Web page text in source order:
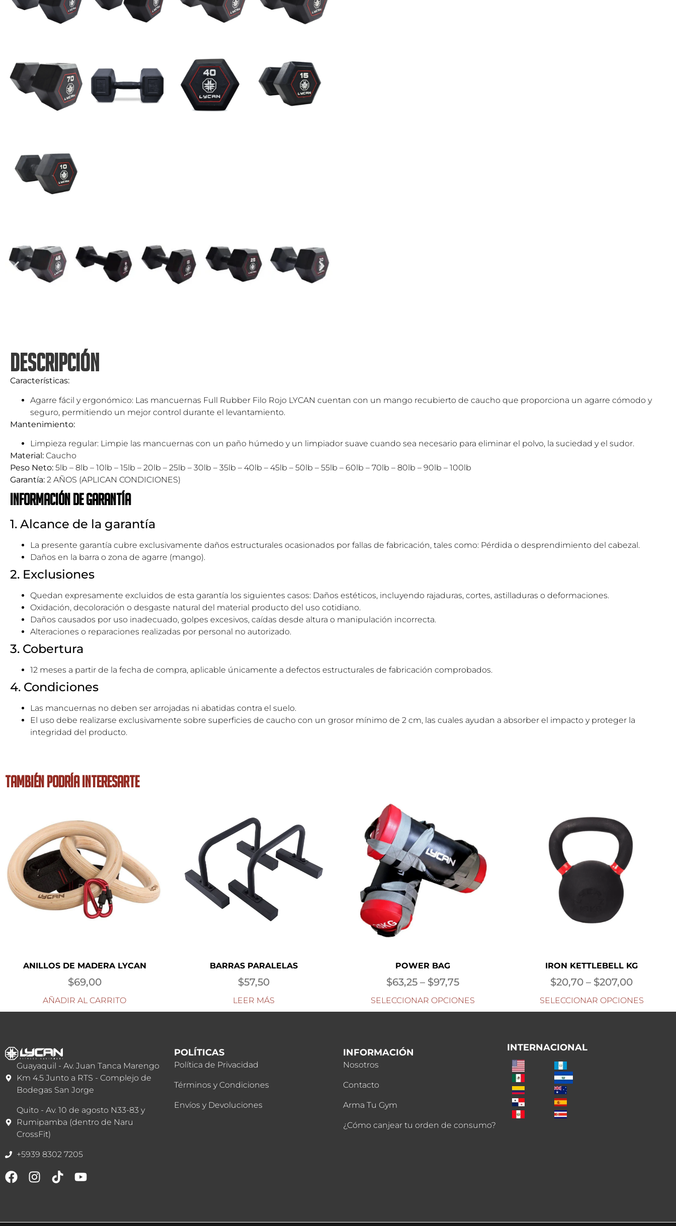
DESCRIPCIÓN
Características:
Agarre fácil y ergonómico: Las mancuernas Full Rubber Filo Rojo LYCAN cuentan con un mango recubierto de caucho que proporciona un agarre cómodo y
seguro, permitiendo un mejor control durante el levantamiento.
Mantenimiento:
Limpieza regular: Limpie las mancuernas con un paño húmedo y un limpiador suave cuando sea necesario para eliminar el polvo, la suciedad y el sudor.
Material: Caucho
Peso Neto: 5lb – 8lb – 10lb – 15lb – 20lb – 25lb – 30lb – 35lb – 40lb – 45lb – 50lb – 55lb – 60lb – 70lb – 80lb – 90lb – 100lb
Garantía: 2 AÑOS (APLICAN CONDICIONES)
Información de garantía
1. Alcance de la garantía
La presente garantía cubre exclusivamente daños estructurales ocasionados por fallas de fabricación, tales como: Pérdida o desprendimiento del cabezal.
Daños en la barra o zona de agarre (mango).
2. Exclusiones
Quedan expresamente excluidos de esta garantía los siguientes casos: Daños estéticos, incluyendo rajaduras, cortes, astilladuras o deformaciones.
Oxidación, decoloración o desgaste natural del material producto del uso cotidiano.
Daños causados por uso inadecuado, golpes excesivos, caídas desde altura o manipulación incorrecta.
Alteraciones o reparaciones realizadas por personal no autorizado.
3. Cobertura
12 meses a partir de la fecha de compra, aplicable únicamente a defectos estructurales de fabricación comprobados.
4. Condiciones
Las mancuernas no deben ser arrojadas ni abatidas contra el suelo.
El uso debe realizarse exclusivamente sobre superficies de caucho con un grosor mínimo de 2 cm, las cuales ayudan a absorber el impacto y proteger la
integridad del producto.
TAMBIÉN PODRÍA INTERESARTE
ANILLOS DE MADERA LYCAN
$69,00
AÑADIR AL CARRITO
BARRAS PARALELAS
$57,50
LEER MÁS
POWER BAG
$63,25 – $97,75
SELECCIONAR OPCIONES
IRON KETTLEBELL KG
$20,70 – $207,00
SELECCIONAR OPCIONES
Guayaquil - Av. Juan Tanca Marengo
Km 4.5 Junto a RTS - Complejo de
Bodegas San Jorge
Quito - Av. 10 de agosto N33-83 y
Rumipamba (dentro de Naru
CrossFit)
+5939 8302 7205
POLÍTICAS
Política de Privacidad
Términos y Condiciones
Envíos y Devoluciones
INFORMACIÓN
Nosotros
Contacto
Arma Tu Gym
¿Cómo canjear tu orden de consumo?
INTERNACIONAL